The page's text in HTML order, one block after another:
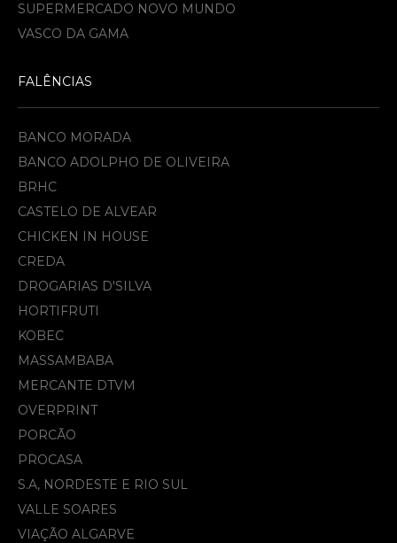
SUPERMERCADO NOVO MUNDO
VASCO DA GAMA
FALÊNCIAS
BANCO MORADA
BANCO ADOLPHO DE OLIVEIRA
BRHC
CASTELO DE ALVEAR
CHICKEN IN HOUSE
CREDA
DROGARIAS D'SILVA
HORTIFRUTI
KOBEC
MASSAMBABA
MERCANTE DTVM
OVERPRINT
PORCÃO
PROCASA
S.A, NORDESTE E RIO SUL
VALLE SOARES
VIAÇÃO ALGARVE